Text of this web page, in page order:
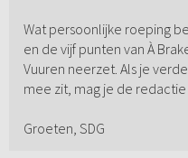
Wat persoonlijke roeping
en de vijf punten van À
Vuuren neerzet. Als je
mee zit, mag je de
Groeten, SDG